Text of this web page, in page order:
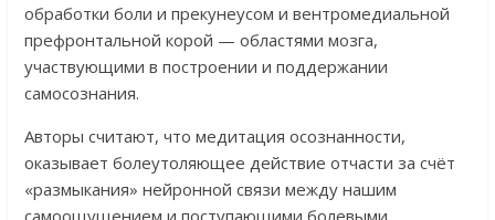
обработки боли и прекунеусом и вентромедиальной
префронтальной корой — областями мозга,
участвующими в построении и поддержании
самосознания.
Авторы считают, что медитация осознанности,
оказывает болеутоляющее действие отчасти за счёт
«размыкания» нейронной связи между нашим
самоощущением и поступающими болевыми